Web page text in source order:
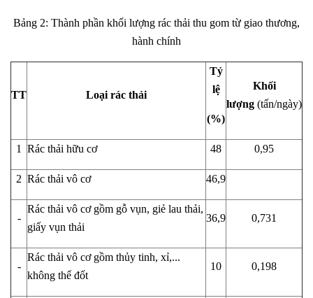
Bảng 2: Thành phần khối lượng rác thải thu gom từ giao thương,
hành chính
TT Loại rác thải
Tỷ
lệ
(%)
Khối
lượng (tấn/ngày)
1 Rác thải hữu cơ 48 0,95
2 Rác thải vô cơ 46,9
-
Rác thải vô cơ gồm gỗ vụn, giẻ lau thải,
giấy vụn thải
36,9 0,731
-
Rác thải vô cơ gồm thủy tinh, xỉ,...
không thể đốt
10 0,198